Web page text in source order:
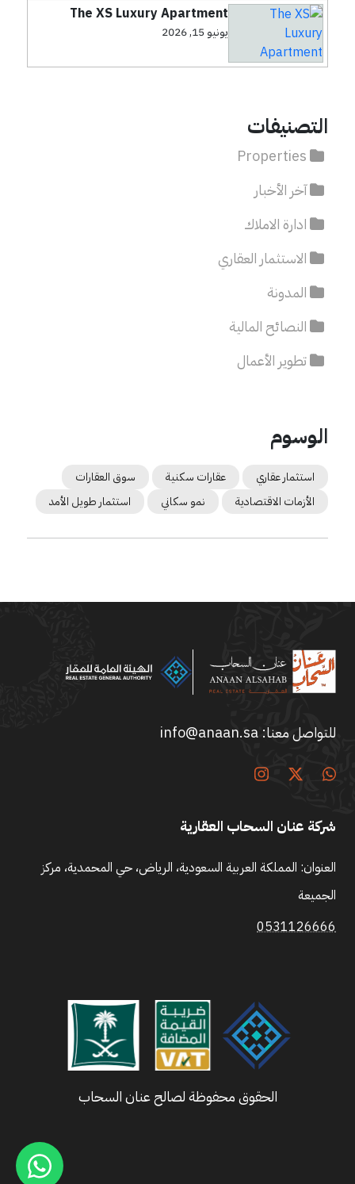
The XS Luxury Apartment
يونيو 15, 2026
التصنيفات
آخر الأخبار
ادارة الاملاك
الاستثمار العقاري
المدونة
النصائح المالية
تطوير الأعمال
الوسوم
استثمار عقاري عقارات سكنية
سوق العقارات
الأزمات الاقتصادية
نمو سكاني استثمار طويل الأمد
للتواصل معنا: info@anaan.sa
شركة عنان السحاب العقارية
العنوان: المملكة العربية السعودية، الرياض، حي المحمدية، مركز
الجميعة
0531126666
الحقوق محفوظة لصالح عنان السحاب